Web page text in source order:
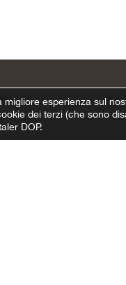
migliore esperienza sul
dei terzi (che sono
DOP.